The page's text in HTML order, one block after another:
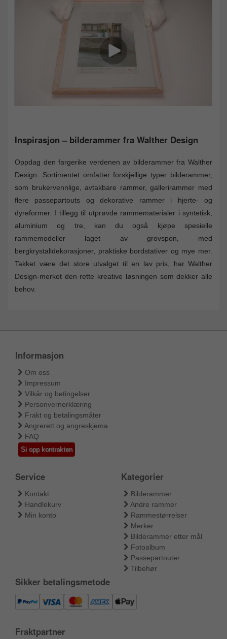
Inspirasjon – bilderammer fra Walther Design
Oppdag den fargerike verdenen av bilderammer fra Walther
Design. Sortimentet omfatter forskjellige typer bilderammer,
som brukervennlige, avtakbare rammer, gallerirammer med
flere passepartouts og dekorative rammer i hjerte- og
dyreformer. I tillegg til utprøvde rammematerialer i syntetisk,
aluminium og tre, kan du også kjøpe spesielle
rammemodeller laget av grovspon, med
bergkrystalldekorasjoner, praktiske bordstativer og mye mer.
Takket være det store utvalget til en lav pris, har Walther
Design-merket den rette kreative løsningen som dekker alle
behov.
Informasjon
Om oss
Impressum
Vilkår og betingelser
Personvernerklæring
Frakt og betalingsmåter
Angrerett og angreskjema
FAQ
Si opp kontrakten
Service
Kontakt
Handlekurv
Min konto
Kategorier
Bilderammer
Andre rammer
Rammestørrelser
Merker
Bilderammer etter mål
Fotoalbum
Passepartouter
Tilbehør
Sikker betalingsmetode
Fraktpartner